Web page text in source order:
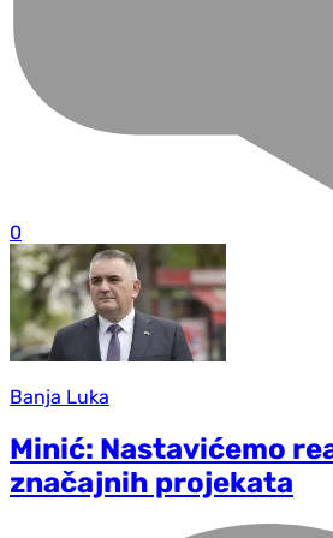
0
Banja Luka
Minić: Nastavićemo
značajnih projekata